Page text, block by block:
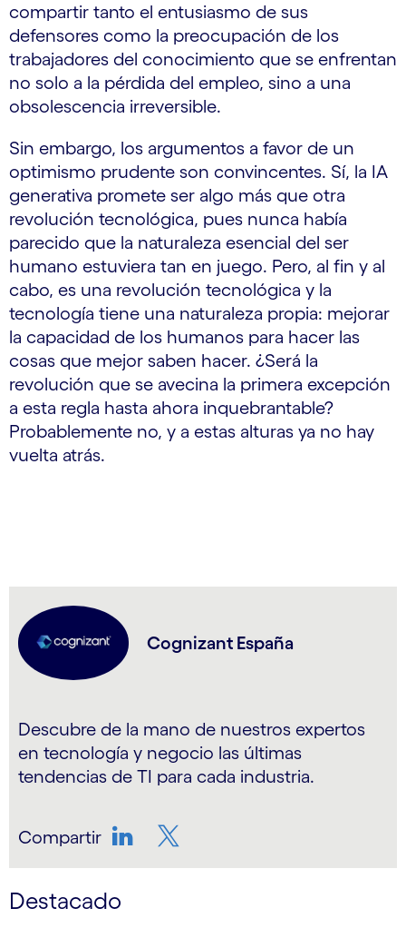
compartir tanto el entusiasmo de sus
defensores como la preocupación de los
trabajadores del conocimiento que se enfrentan
no solo a la pérdida del empleo, sino a una
obsolescencia irreversible.
Sin embargo, los argumentos a favor de un
optimismo prudente son convincentes. Sí, la IA
generativa promete ser algo más que otra
revolución tecnológica, pues nunca había
parecido que la naturaleza esencial del ser
humano estuviera tan en juego. Pero, al fin y al
cabo, es una revolución tecnológica y la
tecnología tiene una naturaleza propia: mejorar
la capacidad de los humanos para hacer las
cosas que mejor saben hacer. ¿Será la
revolución que se avecina la primera excepción
a esta regla hasta ahora inquebrantable?
Probablemente no, y a estas alturas ya no hay
vuelta atrás.
Cognizant España
Descubre de la mano de nuestros expertos
en tecnología y negocio las últimas
tendencias de TI para cada industria.
Compartir
Destacado